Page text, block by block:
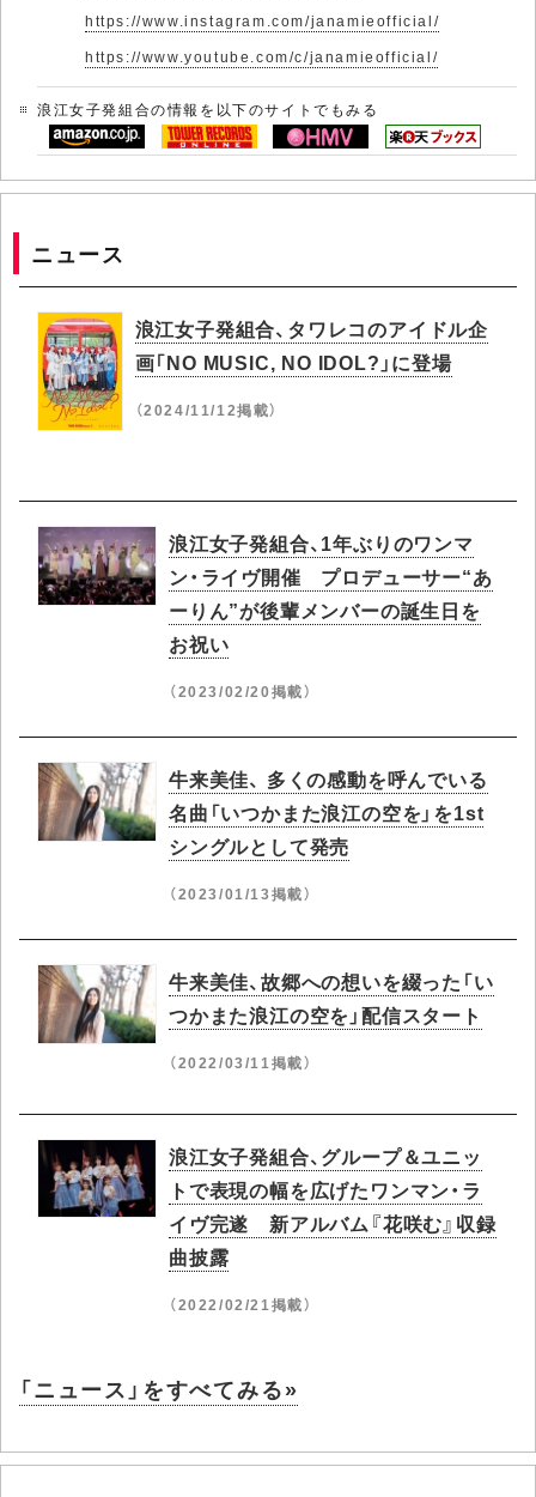
https://www.instagram.com/janamieofficial/
https://www.youtube.com/c/janamieofficial/
浪江女子発組合の情報を以下のサイトでもみる
ニュース
浪江女子発組合、タワレコのアイドル企
画「NO MUSIC, NO IDOL?」に登場
（2024/11/12掲載）
浪江女子発組合、1年ぶりのワンマ
ン・ライヴ開催 プロデューサー“あ
ーりん”が後輩メンバーの誕生日を
お祝い
（2023/02/20掲載）
牛来美佳、 多くの感動を呼んでいる
名曲「いつかまた浪江の空を」を1st
シングルとして発売
（2023/01/13掲載）
牛来美佳、故郷への想いを綴った「い
つかまた浪江の空を」配信スタート
（2022/03/11掲載）
浪江女子発組合、グループ＆ユニッ
トで表現の幅を広げたワンマン・ラ
イヴ完遂 新アルバム『花咲む』収録
曲披露
（2022/02/21掲載）
「ニュース」をすべてみる»